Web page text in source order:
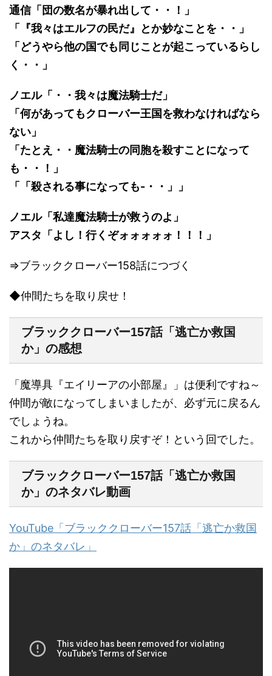
通信「団の数名が暴れ出して・・！」
「『我々はエルフの民だ』とか妙なことを・・」
「どうやら他の国でも同じことが起こっているらし
く・・」
ノエル「・・我々は魔法騎士だ」
「何があってもクローバー王国を救わなければなら
ない」
「たとえ・・魔法騎士の同胞を殺すことになって
も・・！」
「「殺される事になっても-・・」」
ノエル「私達魔法騎士が救うのよ」
アスタ「よし！行くぞォォォォォ！！！」
⇒ブラッククローバー158話につづく
◆仲間たちを取り戻せ！
ブラッククローバー157話「逃亡か救国
か」の感想
「魔導具『エイリーアの小部屋』」は便利ですね～
仲間が敵になってしまいましたが、必ず元に戻るん
でしょうね。
これから仲間たちを取り戻すぞ！という回でした。
ブラッククローバー157話「逃亡か救国
か」のネタバレ動画
YouTube「ブラッククローバー157話「逃亡か救国
か」のネタバレ」